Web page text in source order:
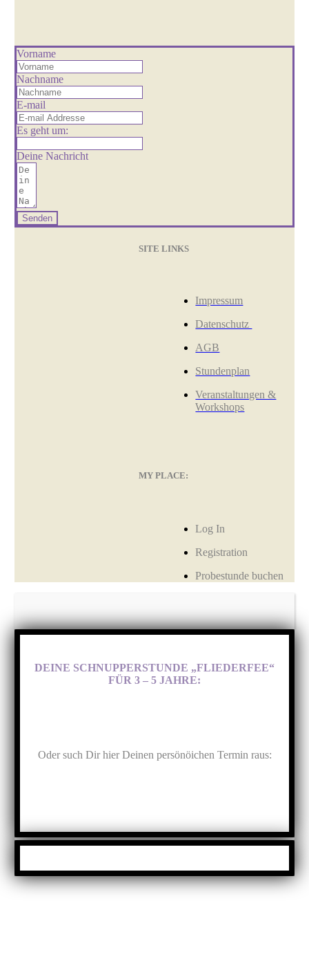
Vorname
Nachname
E-mail
Es geht um:
Deine Nachricht
Senden
SITE LINKS
Impressum
Datenschutz
AGB
Stundenplan
Veranstaltungen &
Workshops
MY PLACE:
Log In
Registration
Probestunde buchen
DEINE SCHNUPPERSTUNDE „FLIEDERFEE“
FÜR 3 – 5 JAHRE:
Oder such Dir hier Deinen persönöichen Termin raus: